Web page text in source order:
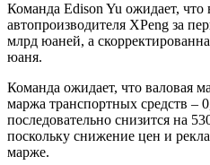
Команда Edison Yu ожидает, что
автопроизводителя XPeng за
млрд юаней, а
юаня.
Команда ожидает, что валовая
маржа транспортных средств –
последовательно снизится на
поскольку снижение цен и
марже.